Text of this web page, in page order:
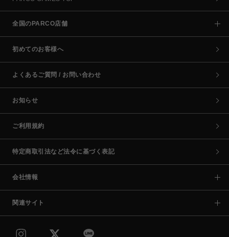
全国のPARCO店舗
初めてのお客様へ
よくあるご質問 / お問い合わせ
お知らせ
ご利用規約
特定商取引法など法令に基づく表記
会社情報
関連サイト